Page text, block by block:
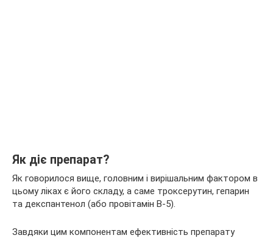
Як діє препарат?
Як говорилося вище, головним і вирішальним фактором в
цьому ліках є його складу, а саме троксерутин, гепарин
та декспантенол (або провітамін В-5).
Завдяки цим компонентам ефективність препарату